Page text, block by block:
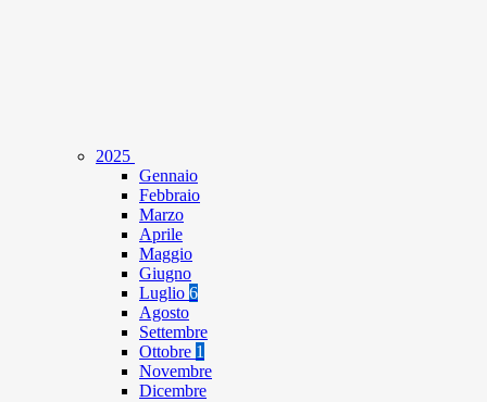
2025
Gennaio
Febbraio
Marzo
Aprile
Maggio
Giugno
Luglio 6
Agosto
Settembre
Ottobre 1
Novembre
Dicembre